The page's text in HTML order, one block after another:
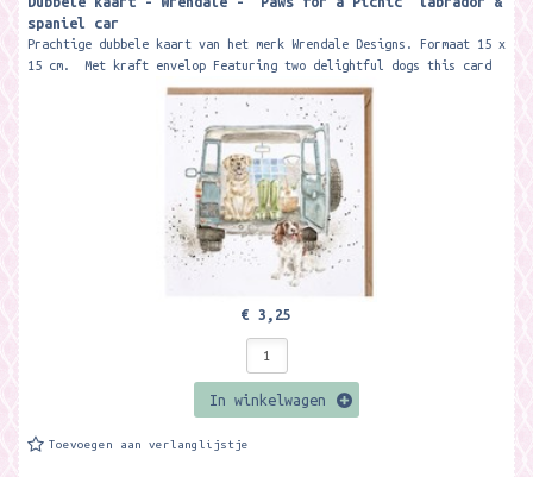
spaniel car
Prachtige dubbele kaart van het merk Wrendale Designs. Formaat 15 x
15 cm. Met kraft envelop Featuring two delightful dogs this card
€ 3,25
In winkelwagen
Toevoegen aan verlanglijstje